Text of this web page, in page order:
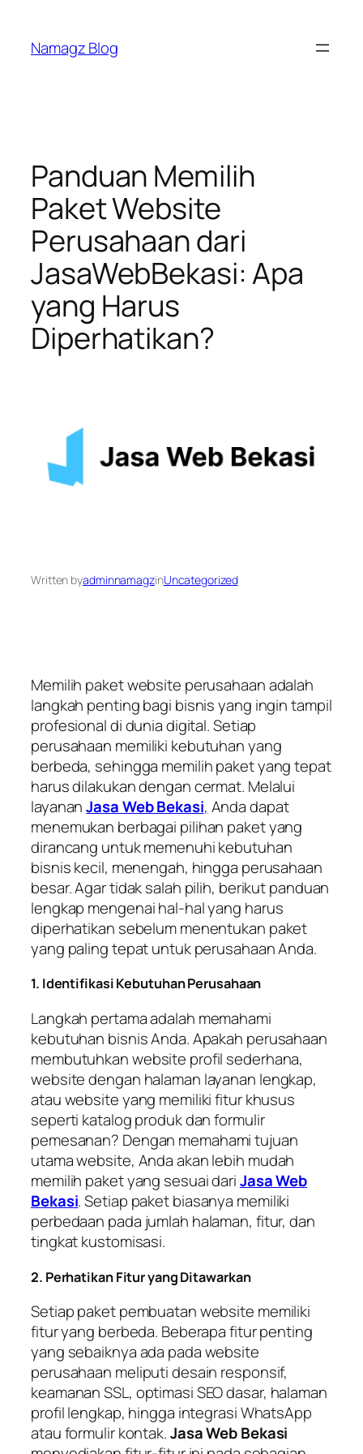
content
Namagz Blog
Panduan Memilih
Paket Website
Perusahaan dari
JasaWebBekasi: Apa
yang Harus
Diperhatikan?
Written byadminnamagzinUncategorized
Memilih paket website perusahaan adalah
langkah penting bagi bisnis yang ingin tampil
profesional di dunia digital. Setiap
perusahaan memiliki kebutuhan yang
berbeda, sehingga memilih paket yang tepat
harus dilakukan dengan cermat. Melalui
layananJasa Web Bekasi, Anda dapat
menemukan berbagai pilihan paket yang
dirancang untuk memenuhi kebutuhan
bisnis kecil, menengah, hingga perusahaan
besar. Agar tidak salah pilih, berikut panduan
lengkap mengenai hal-hal yang harus
diperhatikan sebelum menentukan paket
yang paling tepat untuk perusahaan Anda.
1. Identifikasi Kebutuhan Perusahaan
Langkah pertama adalah memahami
kebutuhan bisnis Anda. Apakah perusahaan
membutuhkan website profil sederhana,
website dengan halaman layanan lengkap,
atau website yang memiliki fitur khusus
seperti katalog produk dan formulir
pemesanan? Dengan memahami tujuan
utama website, Anda akan lebih mudah
memilih paket yang sesuai dariJasa Web
Bekasi. Setiap paket biasanya memiliki
perbedaan pada jumlah halaman, fitur, dan
tingkat kustomisasi.
2. Perhatikan Fitur yang Ditawarkan
Setiap paket pembuatan website memiliki
fitur yang berbeda. Beberapa fitur penting
yang sebaiknya ada pada website
perusahaan meliputi desain responsif,
keamanan SSL, optimasi SEO dasar, halaman
profil lengkap, hingga integrasi WhatsApp
atau formulir kontak.Jasa Web Bekasi